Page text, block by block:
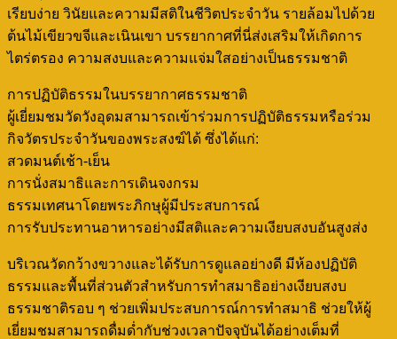
เรียบง่าย วินัยและความมีสติในชีวิตประจำวัน รายล้อมไปด้วย
ต้นไม้เขียวขจีและเนินเขา บรรยากาศที่นี่ส่งเสริมให้เกิดการ
ไตร่ตรอง ความสงบและความแจ่มใสอย่างเป็นธรรมชาติ
การปฏิบัติธรรมในบรรยากาศธรรมชาติ
ผู้เยี่ยมชมวัดวังอุดมสามารถเข้าร่วมการปฏิบัติธรรมหรือร่วม
กิจวัตรประจำวันของพระสงฆ์ได้ ซึ่งได้แก่:
สวดมนต์เช้า-เย็น
การนั่งสมาธิและการเดินจงกรม
ธรรมเทศนาโดยพระภิกษุผู้มีประสบการณ์
การรับประทานอาหารอย่างมีสติและความเงียบสงบอันสูงส่ง
บริเวณวัดกว้างขวางและได้รับการดูแลอย่างดี มีห้องปฏิบัติ
ธรรมและพื้นที่ส่วนตัวสำหรับการทำสมาธิอย่างเงียบสงบ
ธรรมชาติรอบ ๆ ช่วยเพิ่มประสบการณ์การทำสมาธิ ช่วยให้ผู้
เยี่ยมชมสามารถดื่มด่ำกับช่วงเวลาปัจจุบันได้อย่างเต็มที่